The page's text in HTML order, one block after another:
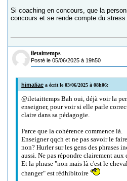
Si coaching en concours, que la
concours et se rende compte du stress
iletaittemps
Posté le 05/06/2025 à 19h50
himaliae a écrit le 03/06/2025 à 08h06:
@iletaittemps Bah oui, déjà voir la
enseigner, pour voir si elle parle
claire dans sa pédagogie.
Parce que la cohérence commence là.
Enseigner qqch et ne pas savoir le
non? Hurler sur les gens des phrases
aussi. Ne pas répondre clairement aux
Et la phrase "non mais là c'est le
changer" est rédhibitoire